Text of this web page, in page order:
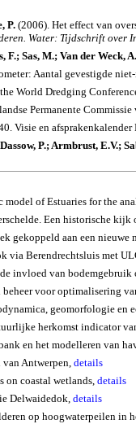
P. (2006). Het effect van
Water: Tijdschrift over
Sas, M.; Van der Weck,
Aantal gevestigde
World Dredging
Permanente
Visie en
P.; Armbrust, E.V.;
model of Estuaries for the
Een historische
gekoppeld aan een
via Berendrechtsluis met
invloed van
voor optimalisering
geomorfologie en
herkomst indicator
en het modelleren van
Antwerpen, details
on coastal wetlands, details
Delwaidedok, details
op hoogwaterpeilen in